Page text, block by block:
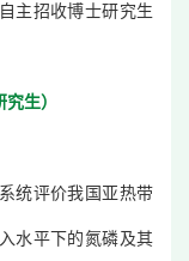
主招收博士研究生
生）
统评价我国亚热带
水平下的氮磷及其